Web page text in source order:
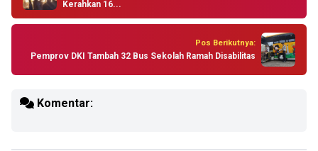
Kerahkan 16...
Pos Berikutnya:
Pemprov DKI Tambah 32 Bus Sekolah Ramah Disabilitas
Komentar: